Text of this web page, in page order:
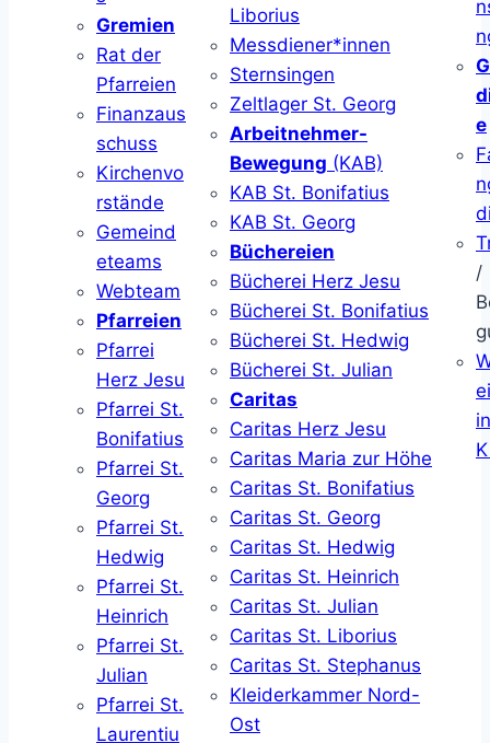
Gremien
Rat der
Pfarreien
Finanzaus
schuss
Kirchenvo
rstände
Gemeind
eteams
Webteam
Pfarreien
Pfarrei
Herz Jesu
Pfarrei St.
Bonifatius
Pfarrei St.
Georg
Pfarrei St.
Hedwig
Pfarrei St.
Heinrich
Pfarrei St.
Julian
Pfarrei St.
Laurentiu
Liborius
Messdiener*innen
Sternsingen
Zeltlager St. Georg
Arbeitnehmer-
Bewegung (KAB)
KAB St. Bonifatius
KAB St. Georg
Büchereien
Bücherei Herz Jesu
Bücherei St. Bonifatius
Bücherei St. Hedwig
Bücherei St. Julian
Caritas
Caritas Herz Jesu
Caritas Maria zur Höhe
Caritas St. Bonifatius
Caritas St. Georg
Caritas St. Hedwig
Caritas St. Heinrich
Caritas St. Julian
Caritas St. Liborius
Caritas St. Stephanus
Kleiderkammer Nord-
Ost
e
/